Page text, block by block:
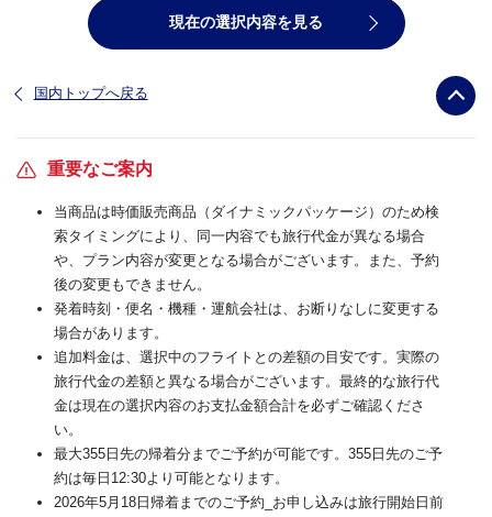
現在の選択内容を見る
国内トップへ戻る
重要なご案内
当商品は時価販売商品（ダイナミックパッケージ）のため検
索タイミングにより、同一内容でも旅行代金が異なる場合
や、プラン内容が変更となる場合がございます。また、予約
後の変更もできません。
発着時刻・便名・機種・運航会社は、お断りなしに変更する
場合があります。
追加料金は、選択中のフライトとの差額の目安です。実際の
旅行代金の差額と異なる場合がございます。最終的な旅行代
金は現在の選択内容のお支払金額合計を必ずご確認くださ
い。
最大355日先の帰着分までご予約が可能です。355日先のご予
約は毎日12:30より可能となります。
2026年5月18日帰着までのご予約_お申し込みは旅行開始日前